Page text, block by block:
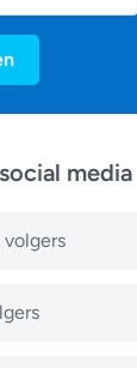
media
volgers